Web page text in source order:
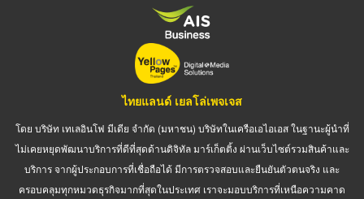
ไทยแลนด์ เยลโล่เพจเจส
โดย บริษัท เทเลอินโฟ มีเดีย จำกัด (มหาชน) บริษัทในเครือเอไอเอส ในฐานะผู้นำที่
ไม่เคยหยุดพัฒนาบริการที่ดีที่สุดด้านดิจิทัล มาร์เก็ตติ้ง ผ่านเว็บไซต์รวมสินค้าและ
บริการ จากผู้ประกอบการที่เชื่อถือได้ มีการตรวจสอบและยืนยันตัวตนจริง และ
ครอบคลุมทุกหมวดธุรกิจมากที่สุดในประเทศ เราจะมอบบริการที่เหนือความคาด